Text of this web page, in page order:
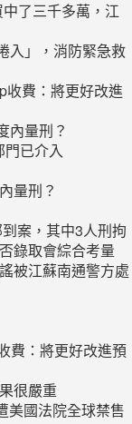
了三千多萬，江
入」，消防緊急救
收費：將更好改進
內量刑？
已介入
量刑？
案，其中3人刑拘
錄取會綜合考量
被江蘇南通警方處
費：將更好改進預
很嚴重
美國法院全球禁售